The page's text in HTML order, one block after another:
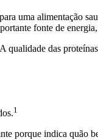
uma alimentação
fonte de
qualidade das
1
porque indica quão